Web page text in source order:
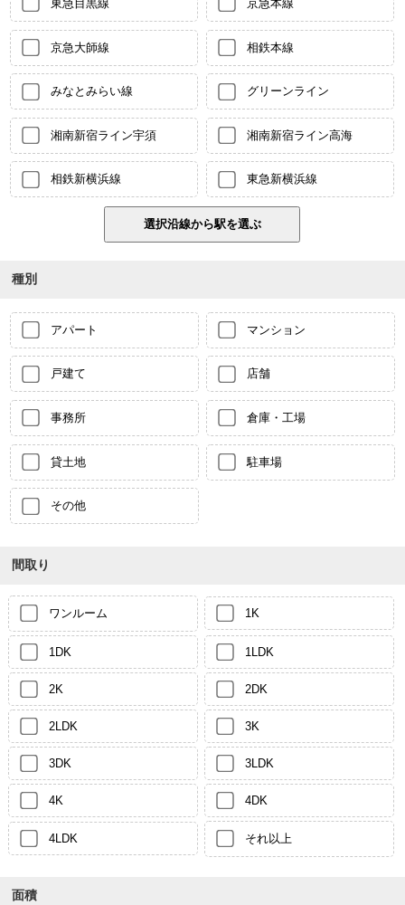
東急目黒線 京急本線
京急大師線 相鉄本線
みなとみらい線 グリーンライン
湘南新宿ライン宇須 湘南新宿ライン高海
相鉄新横浜線 東急新横浜線
種別
アパート マンション
戸建て 店舗
事務所 倉庫・工場
貸土地 駐車場
その他
間取り
ワンルーム 1K
1DK 1LDK
2K 2DK
2LDK 3K
3DK 3LDK
4K 4DK
4LDK それ以上
面積